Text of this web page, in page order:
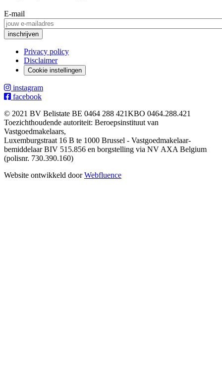
E-mail
Privacy policy
Disclaimer
Cookie instellingen
instagram
facebook
© 2021 BV Belistate BE 0464 288 421KBO 0464.288.421
Toezichthoudende autoriteit: Beroepsinstituut van
Vastgoedmakelaars,
Luxemburgstraat 16 B te 1000 Brussel - Vastgoedmakelaar-
bemiddelaar BIV 515.856 en borgstelling via NV AXA Belgium
(polisnr. 730.390.160)
Website ontwikkeld doorWebfluence